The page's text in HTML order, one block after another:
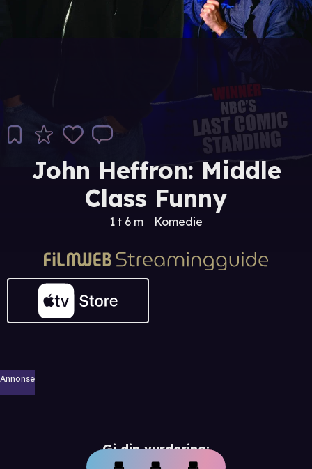
John Heffron: Middle
Class Funny
1 t 6 m Komedie
Annonse
Gi din vurdering: